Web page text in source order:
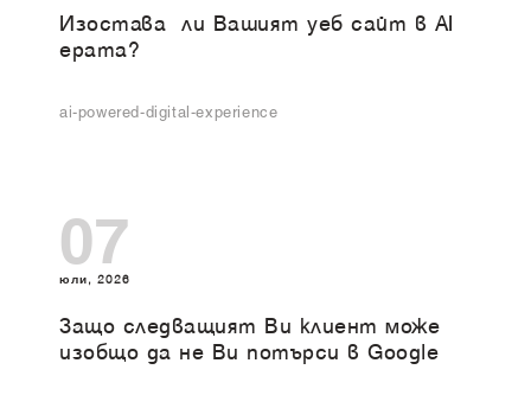
Изоставa ли Вашият уеб сайт в AI
ерата?
ai-powered-digital-experience
07
юли, 2026
Защо следващият Ви клиент може
изобщо да не Ви потърси в Google